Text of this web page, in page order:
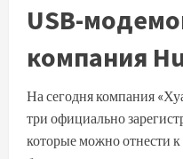
USB-
компания
На сегодня компания
три официально
которые можно отнести к